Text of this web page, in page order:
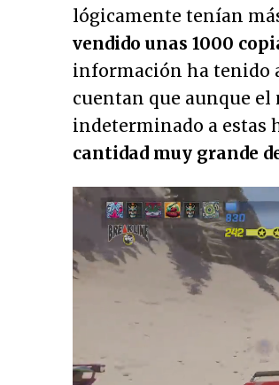
lógicamente tenían
vendido unas 1000
información ha tenido
cuentan que aunque el
indeterminado a estas
cantidad muy grande